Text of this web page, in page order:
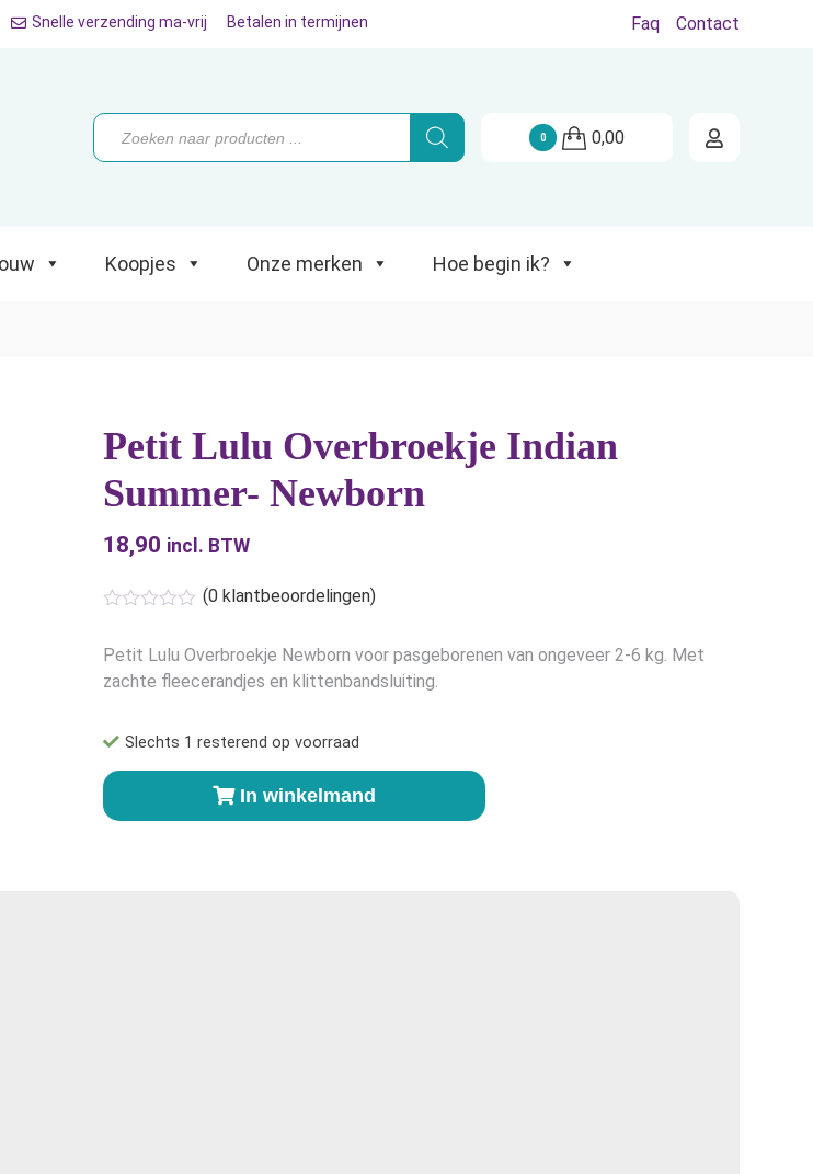
Koopjes Onze merken Hoe begin ik?
Snelle verzending ma-vrij Betalen in termijnen Faq Contact
Producten
zoeken
0 0,00
Koopjes Onze merken Hoe begin ik?
Petit Lulu Overbroekje Indian
Summer- Newborn
18,90 incl. BTW
(0klantbeoordelingen)
Petit Lulu Overbroekje Newborn voor pasgeborenen van ongeveer 2-6 kg. Met
zachte fleecerandjes en klittenbandsluiting.
Slechts 1 resterend op voorraad
Petit
Lulu
In winkelmand